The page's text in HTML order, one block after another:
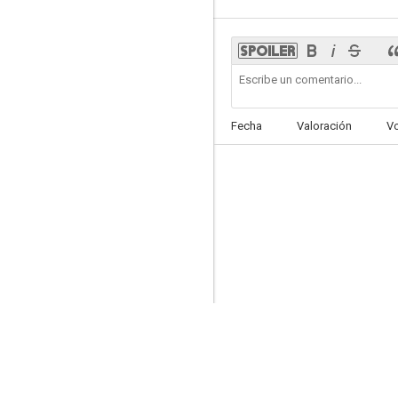
5.0
Fecha Valoración